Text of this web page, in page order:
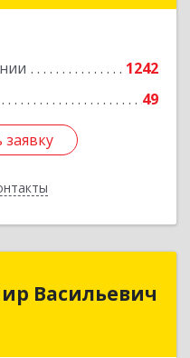
1242
49
Васильевич
обл, Куйбышев г,